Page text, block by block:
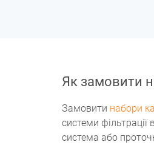
Як замовити
Замовити набори
системи
система або